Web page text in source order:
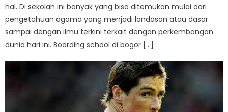
hal. Di sekolah ini banyak yang bisa ditemukan mulai dari
pengetahuan agama yang menjadi landasan atau dasar
sampai dengan ilmu terkini terkait dengan perkembangan
dunia hari ini. Boarding school di bogor […]